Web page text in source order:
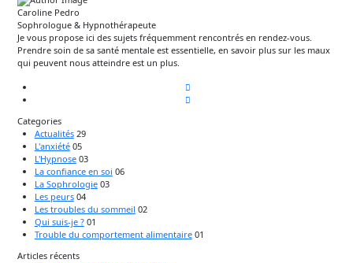
Caroline Pedro
Sophrologue & Hypnothérapeute
Je vous propose ici des sujets fréquemment rencontrés en rendez-vous.
Prendre soin de sa santé mentale est essentielle, en savoir plus sur les maux
qui peuvent nous atteindre est un plus.
Categories
Actualités 29
L'anxiété 05
L'Hypnose 03
La confiance en soi 06
La Sophrologie 03
Les peurs 04
Les troubles du sommeil 02
Qui suis-je ? 01
Trouble du comportement alimentaire 01
Articles récents